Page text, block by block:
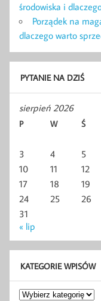
środowiska i
Porządek na
dlaczego warto
PYTANIE NA DZIŚ
sierpień 2026
P W Ś
3
4 5
10
11 12
17
18 19
24
25 26
31
« lip
KATEGORIE WPISÓW
Kategorie